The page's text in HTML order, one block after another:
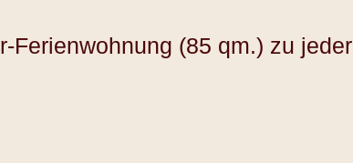
Ferienwohnung (85 qm.) zu jeder